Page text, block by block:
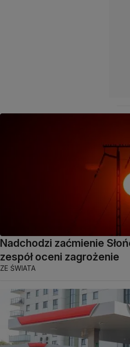
Nadchodzi zaćmienie
zespół oceni zagrożenie
ZE ŚWIATA